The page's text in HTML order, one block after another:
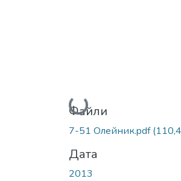
Вантажиться...
Файли
7-51 Олейник.pdf
Дата
2013